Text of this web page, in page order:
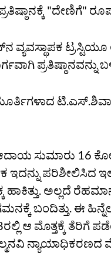
"ದೇಣಿಗೆ"
ಟ್ರಸ್ಟಿಯೂ
ಆದಾಯ ಸುಮಾರು
ಇದನ್ನು ಪರಿಶೀಲಿಸಿದ
ಹಾಕಿತ್ತು. ಅಲ್ಲದೆ
ಬಂದಿತ್ತು. ಈ
ಆ ಮೊತ್ತಕ್ಕೆ ತೆರಿಗೆ
ನ್ಯಾಯಾಧಿಕರಣದ